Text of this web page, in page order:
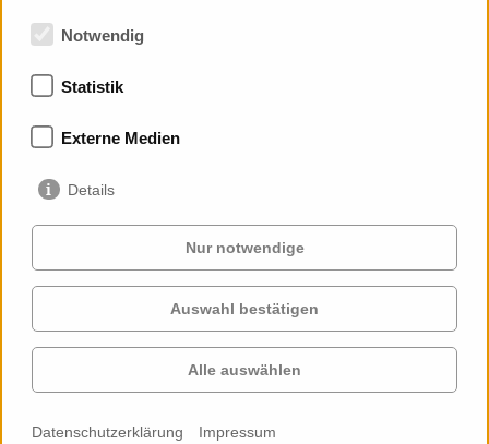
Mitgliedschaften
Services
Cases
Auftraggeber
Projekte
Profil
Kontakt
Notwendig
Statistik
Externe Medien
Details
Nur notwendige
Auswahl bestätigen
Alle auswählen
Datenschutzerklärung Impressum